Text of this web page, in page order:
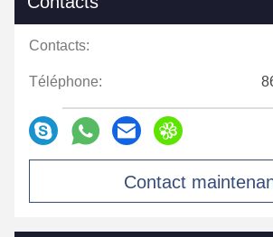
Contacts:
Téléphone:
Contact